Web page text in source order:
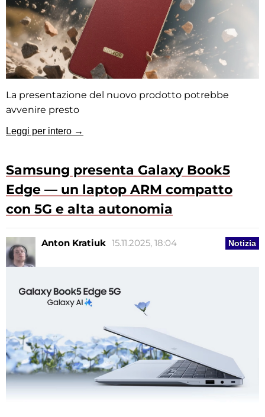
La presentazione del nuovo prodotto potrebbe
avvenire presto
Leggi per intero →
Samsung presenta Galaxy Book5
Edge — un laptop ARM compatto
con 5G e alta autonomia
Notizia
Anton Kratiuk 15.11.2025, 18:04